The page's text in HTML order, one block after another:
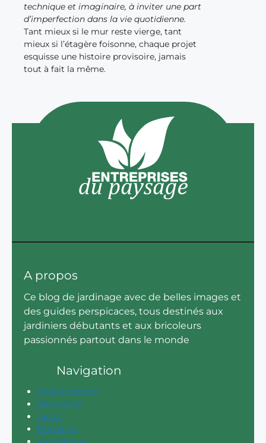
technique et imaginaire, à inviter une part
d’imperfection dans la vie quotidienne.
Tant mieux si le mur reste vierge, tant
mieux si l’étagère foisonne, chaque projet
esquisse une histoire provisoire, jamais
tout à fait la même.
A propos
Ce blog de jardinage avec de belles images et
des guides perspicaces, tous destinés aux
jardiniers débutants et aux bricoleurs
passionnés partout dans le monde
Navigation
Aménagement
Décoration
Jardin
Bricolage